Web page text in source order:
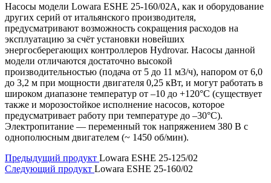
Насосы модели Lowara ESHE 25-160/02A, как и оборудование
других серий от итальянского производителя,
предусматривают возможность сокращения расходов на
эксплуатацию за счёт установки новейших
энергосберегающих контроллеров Hydrovar. Насосы данной
модели отличаются достаточно высокой
производительностью (подача от 5 до 11 м3/ч), напором от 6,0
до 3,2 м при мощности двигателя 0,25 кВт, и могут работать в
широком диапазоне температур от –10 до +120°C (существует
также и морозостойкое исполнение насосов, которое
предусматривает работу при температуре до –30°C).
Электропитание — переменный ток напряжением 380 В c
однополюсным двигателем (~ 1450 об/мин).
Предыдущий продукт Lowara ESHE 25-125/02
Следующий продукт Lowara ESHE 25-160/02